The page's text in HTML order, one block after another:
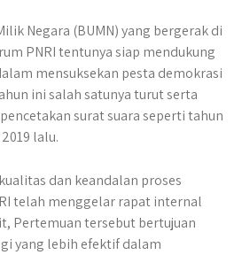
Negara (BUMN) yang bergerak di
PNRI tentunya siap mendukung
mensuksekan pesta demokrasi
ini salah satunya turut serta
surat suara seperti tahun
lalu.
dan keandalan proses
telah menggelar rapat internal
Pertemuan tersebut bertujuan
yang lebih efektif dalam